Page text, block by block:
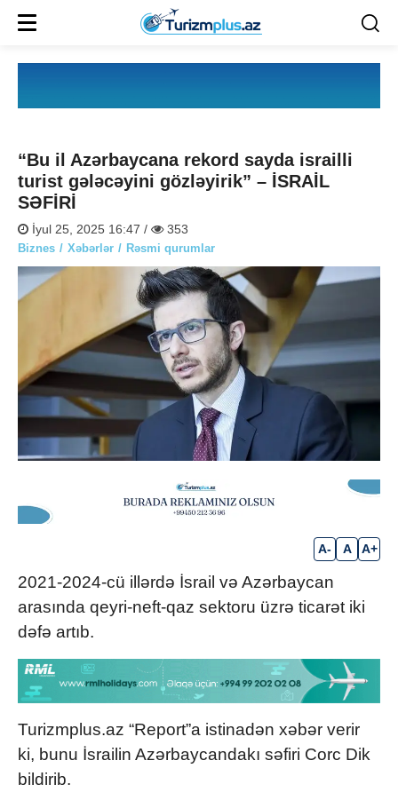
“Bu il Azərbaycana rekord sayda israilli
turist gələcəyini gözləyirik” – İSRAİL
SƏFİRİ
İyul 25, 2025 16:47 / 353
Biznes Xəbərlər Rəsmi qurumlar
A- A A+
2021-2024-cü illərdə İsrail və Azərbaycan
arasında qeyri-neft-qaz sektoru üzrə ticarət iki
dəfə artıb.
Turizmplus.az “Report”a istinadən xəbər verir
ki, bunu İsrailin Azərbaycandakı səfiri Corc Dik
bildirib.